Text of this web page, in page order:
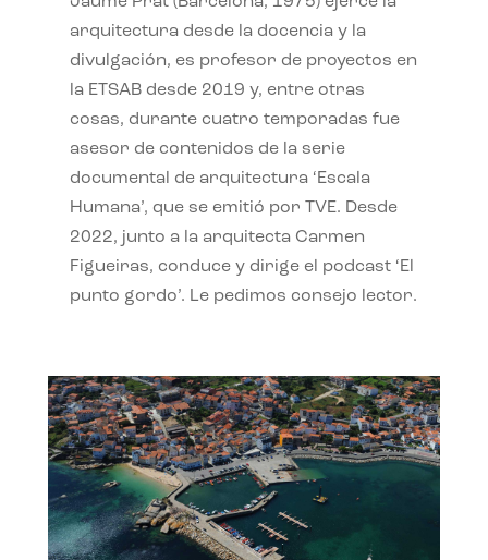
arquitectura desde la docencia y la
divulgación, es profesor de proyectos en
la ETSAB desde 2019 y, entre otras
cosas, durante cuatro temporadas fue
asesor de contenidos de la serie
documental de arquitectura ‘Escala
Humana’, que se emitió por TVE. Desde
2022, junto a la arquitecta Carmen
Figueiras, conduce y dirige el podcast ‘El
punto gordo’. Le pedimos consejo lector.